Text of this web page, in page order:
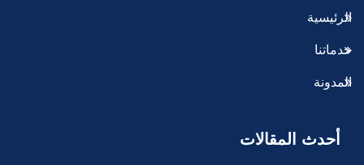
الرئيسية
خدماتنا
المدونة
أحدث المقالات